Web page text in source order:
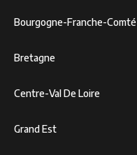
Bourgogne-Franche-Comté
Bretagne
Centre-Val De Loire
Grand Est